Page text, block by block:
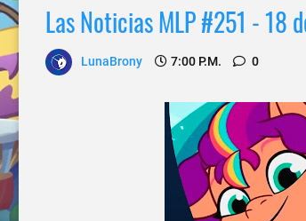
Las Noticias MLP #251 - 18
LunaBrony 7:00 P.m. 0